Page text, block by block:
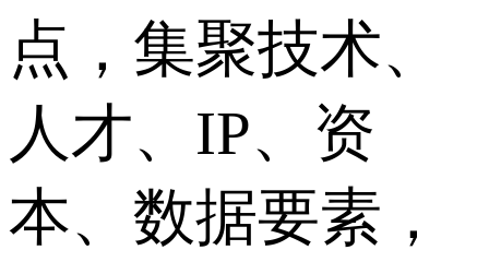
点，集聚技术、
人才、IP、资
本、数据要素，